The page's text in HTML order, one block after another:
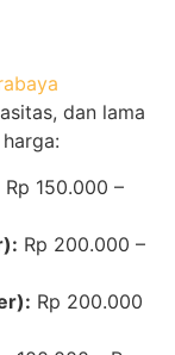
dan lama
Rp 150.000 –
Rp 200.000 –
Rp 200.000